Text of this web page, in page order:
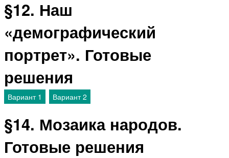
§12. Наш
«демографический
портрет». Готовые
решения
Вариант 1 Вариант 2
§14. Мозаика народов.
Готовые решения